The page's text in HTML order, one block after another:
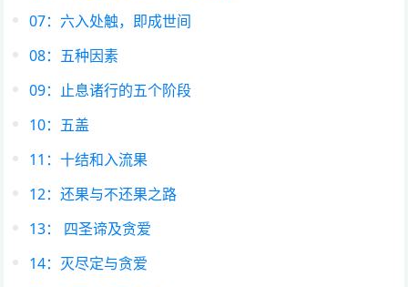
07：六入处触，即成世间
08：五种因素​
09：止息诸行的五个阶段​
10：五盖
11：十结和入流果
12：还果与不还果之路
13： 四圣谛及贪爱
14：灭尽定与贪爱